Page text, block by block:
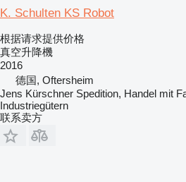
K. Schulten KS Robot
根据请求提供价格
真空升降機
2016
德国, Oftersheim
Jens Kürschner Spedition, Handel mit
Industriegütern
联系卖方